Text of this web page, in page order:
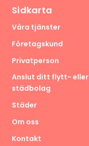
Sidkarta
Våra tjänster
Företagskund
Privatperson
Anslut ditt flytt- eller
städbolag
Städer
Om oss
Kontakt